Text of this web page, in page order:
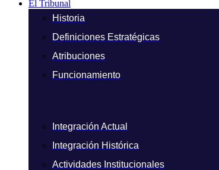
El Tribunal
Historia
Definiciones Estratégicas
Atribuciones
Funcionamiento
Integración Actual
Integración Histórica
Actividades Institucionales